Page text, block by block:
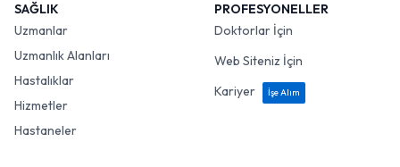
SAĞLIK
Uzmanlar
Uzmanlık Alanları
Hastalıklar
Hizmetler
Hastaneler
PROFESYONELLER
Doktorlar İçin
Web Siteniz İçin
Kariyer
İşe Alım